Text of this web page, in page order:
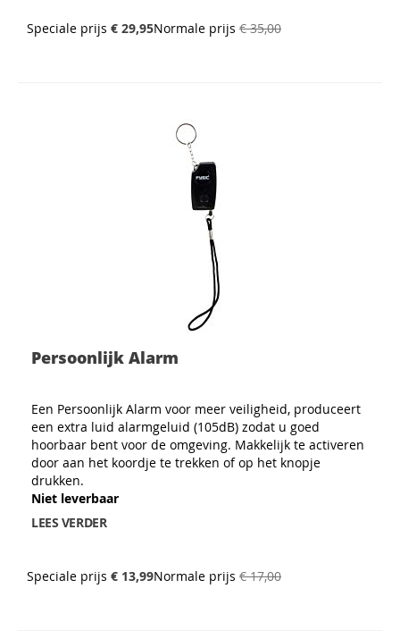
Speciale prijs € 29,95Normale prijs € 35,00
Persoonlijk Alarm
Een Persoonlijk Alarm voor meer veiligheid, produceert
een extra luid alarmgeluid (105dB) zodat u goed
hoorbaar bent voor de omgeving. Makkelijk te activeren
door aan het koordje te trekken of op het knopje
drukken.
Niet leverbaar
LEES VERDER
Speciale prijs € 13,99Normale prijs € 17,00